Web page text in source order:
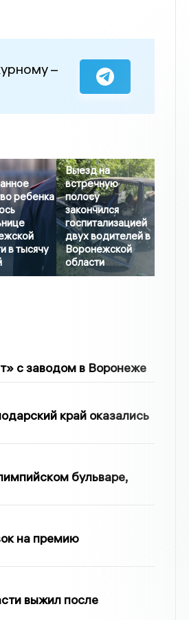
–
ребенка
в тысячу
Выезд на
встречную
полосу
закончился
госпитализацией
двух водителей в
Воронежской
области
с заводом в Воронеже
край оказались
бульваре,
на премию
выжил после